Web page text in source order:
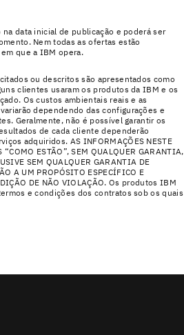
data inicial de publicação e poderá ser
Nem todas as ofertas estão
que a IBM opera.
ou descritos são apresentados como
clientes usaram os produtos da IBM e os
Os custos ambientais reais e as
dependendo das configurações e
Geralmente, não é possível garantir os
de cada cliente dependerão
adquiridos. AS INFORMAÇÕES NESTE
“COMO ESTÃO”, SEM QUALQUER GARANTIA,
SEM QUALQUER GARANTIA DE
A UM PROPÓSITO ESPECÍFICO E
DE NÃO VIOLAÇÃO. Os produtos IBM
e condições dos contratos sob os quais